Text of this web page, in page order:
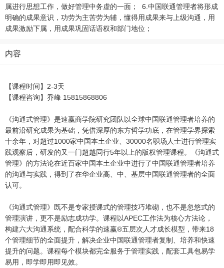
属进行思想工作，做好管理中务虚的一面； 6.中国联通管理者将形成
明确的成果意识，功劳为主苦劳为辅，懂得用成果来与上级沟通，用
成果激励下属，用成果巩固话语权和部门地位；
内容
【课程时间】2-3天
【课程咨询】乔峰 15815868806
《沟通式管理》是速赢商学院研究团队以全球中国联通管理者培养的
最前沿研究成果为基础，凭借深厚的东方哲学功底，在管理学界探索
十余年，对超过1000家中国本土企业、30000名职场人士进行管理实
践观察后，研发的又一门超越同行5年以上的版权管理课程。《沟通式
管理》的方法论在近百家中国本土企业中进行了中国联通管理者培养
的沟通与实践，得到了在华企业高、中、基层中国联通管理者的全面
认可。
《沟通式管理》既不是专家授课式的管理技巧堆砌，也不是忽悠式的
管理演讲，更不是励志成功学。课程以APEC工作法为核心方法论，
构建六大沟通系统，配合科学的速赢®五层次人才成长模型，带来18
个管理细节的全面提升，解决企业中国联通管理者复制、培养和快速
提升的问题。课程每个模块都完全服务于管理实践，配套工具包易学
易用，即学即用即见效。